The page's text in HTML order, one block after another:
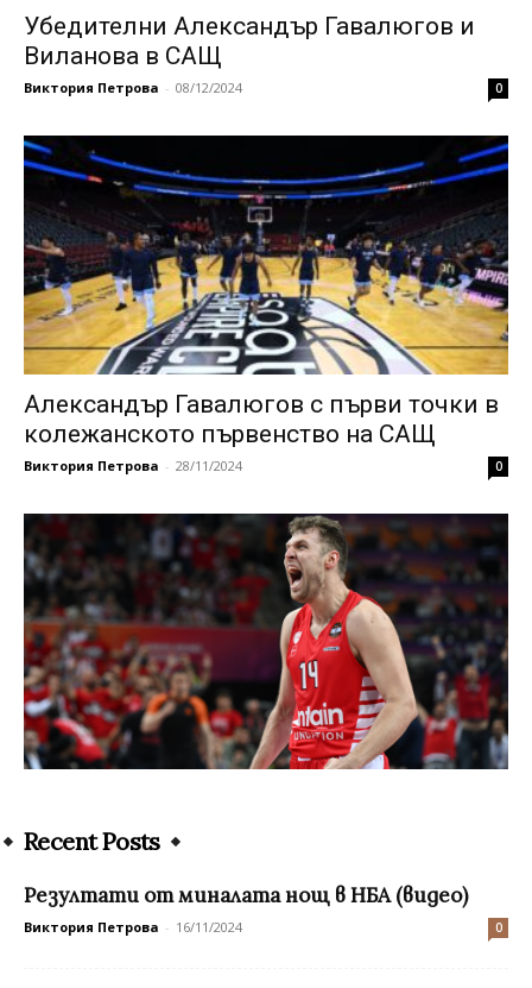
Убедителни Александър Гавалюгов и
Виланова в САЩ
Виктория Петрова - 08/12/2024 0
Александър Гавалюгов с първи точки в
колежанското първенство на САЩ
Виктория Петрова - 28/11/2024 0
Recent Posts
Резултати от миналата нощ в НБА (видео)
Виктория Петрова - 16/11/2024 0